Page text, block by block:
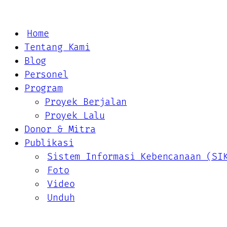
Home
Tentang Kami
Blog
Personel
Program
Proyek Berjalan
Proyek Lalu
Donor & Mitra
Publikasi
Sistem Informasi Kebencanaan
Foto
Video
Unduh